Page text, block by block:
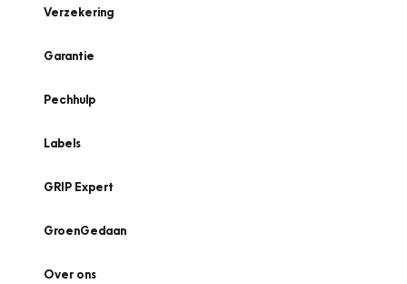
Verzekering
Garantie
Pechhulp
Labels
GRIP Expert
GroenGedaan
Over ons